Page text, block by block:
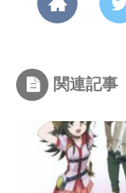
関連記事